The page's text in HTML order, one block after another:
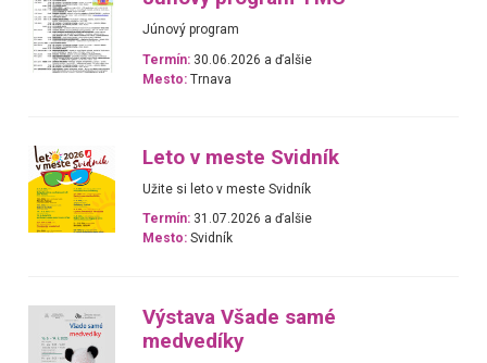
Júnový program
Termín: 30.06.2026 a ďalšie
Mesto: Trnava
Leto v meste Svidník
Užite si leto v meste Svidník
Termín: 31.07.2026 a ďalšie
Mesto: Svidník
Výstava Všade samé
medvedíky